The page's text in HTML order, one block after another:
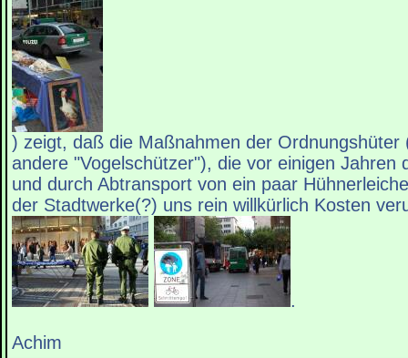
) zeigt, daß die Maßnahmen der Ordnungshüter
andere "Vogelschützer"), die vor einigen Jahren
und durch Abtransport von ein paar
der Stadtwerke(?) uns rein willkürlich Kosten
.
Achim